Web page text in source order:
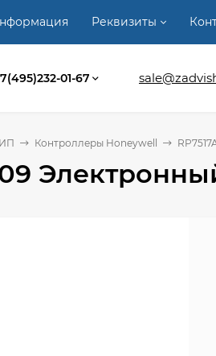
Реквизиты
01-67
Контроллеры Honeywell